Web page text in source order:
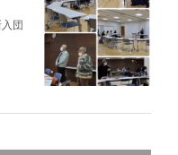
団